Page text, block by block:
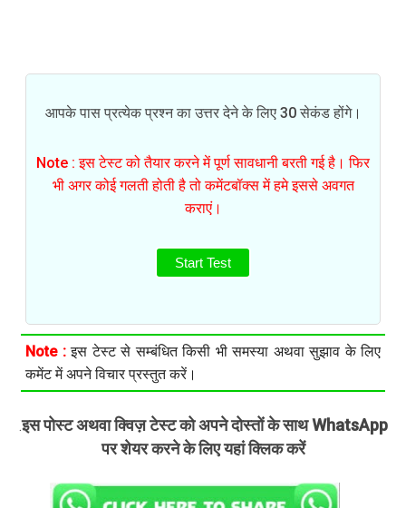
आपके पास प्रत्येक प्रश्न का उत्तर देने के लिए 30 सेकंड होंगे।
Note : इस टेस्ट को तैयार करने में पूर्ण सावधानी बरती गई है। फिर
भी अगर कोई गलती होती है तो कमेंटबॉक्स में हमे इससे अवगत
कराएं।
Start Test
Note :इस टेस्ट से सम्बंधित किसी भी समस्या अथवा सुझाव के लिए
कमेंट में अपने विचार प्रस्तुत करें।
.इस पोस्ट अथवा क्विज़ टेस्ट को अपने दोस्तों के साथ WhatsApp
पर शेयर करने के लिए यहां क्लिक करें